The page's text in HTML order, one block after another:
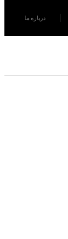
درباره ما